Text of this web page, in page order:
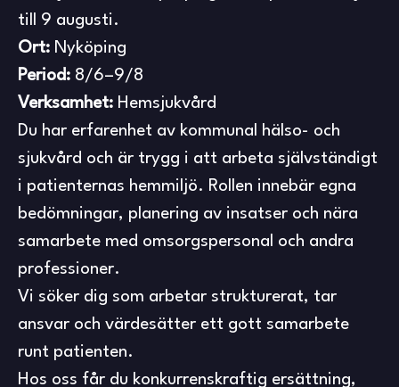
till 9 augusti.
Ort: Nyköping
Period: 8/6–9/8
Verksamhet: Hemsjukvård
Du har erfarenhet av kommunal hälso- och
sjukvård och är trygg i att arbeta självständigt
i patienternas hemmiljö. Rollen innebär egna
bedömningar, planering av insatser och nära
samarbete med omsorgspersonal och andra
professioner.
Vi söker dig som arbetar strukturerat, tar
ansvar och värdesätter ett gott samarbete
runt patienten.
Hos oss får du konkurrenskraftig ersättning,